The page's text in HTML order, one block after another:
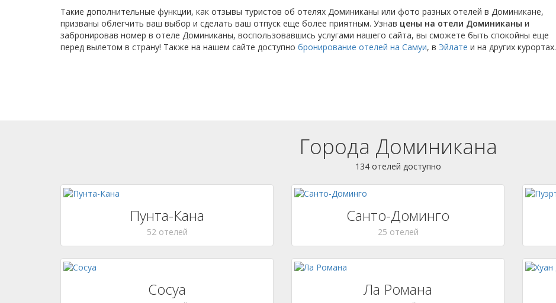
Такие дополнительные функции, как отзывы туристов об отелях Доминиканы или фото разных отелей в Доминикане,
призваны облегчить ваш выбор и сделать ваш отпуск еще более приятным. Узнав цены на отели Доминиканы и
забронировав номер в отеле Доминиканы, воспользовавшись услугами нашего сайта, вы сможете быть спокойны еще
перед вылетом в страну! Также на нашем сайте доступно бронирование отелей на Самуи, в Эйлате и на других курортах.
Города Доминикана
134 отелей доступно
Пунта-Кана
52 отелей
Санто-Доминго
25 отелей
Сосуа Ла Романа